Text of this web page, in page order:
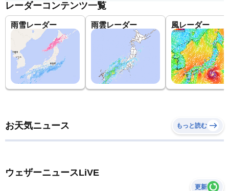
レーダーコンテンツ一覧
雨雪レーダー 雨雲レーダー 風レーダー
お天気ニュース もっと読む
ウェザーニュースLiVE
更新